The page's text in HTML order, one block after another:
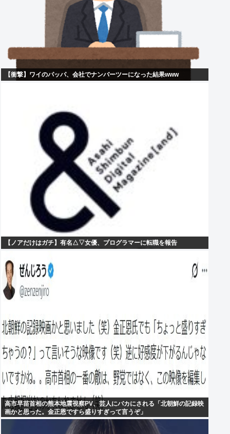
【衝撃】ワイのパッパ、会社でナンバーツーになった結果www
【ノアだけはガチ】有名△▽女優、プログラマーに転職を報告
高市早苗首相の熊本地震視察PV、芸人にバカにされる「北朝鮮の記録映
画かと思った。金正恩ですら盛りすぎって言うぞ」